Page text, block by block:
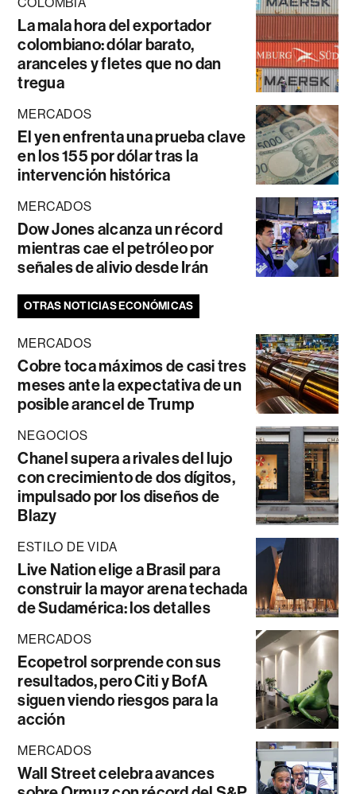
La mala hora del exportador
colombiano: dólar barato,
aranceles y fletes que no dan
tregua
MERCADOS
El yen enfrenta una prueba clave
en los 155 por dólar tras la
intervención histórica
MERCADOS
Dow Jones alcanza un récord
mientras cae el petróleo por
señales de alivio desde Irán
OTRAS NOTICIAS ECONÓMICAS
MERCADOS
Cobre toca máximos de casi tres
meses ante la expectativa de un
posible arancel de Trump
NEGOCIOS
Chanel supera a rivales del lujo
con crecimiento de dos dígitos,
impulsado por los diseños de
Blazy
ESTILO DE VIDA
Live Nation elige a Brasil para
construir la mayor arena techada
de Sudamérica: los detalles
MERCADOS
Ecopetrol sorprende con sus
resultados, pero Citi y BofA
siguen viendo riesgos para la
acción
MERCADOS
Wall Street celebra avances